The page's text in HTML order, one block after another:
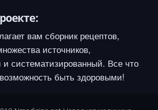
вам сборник рецептов,
источников,
систематизированный. Все что
быть здоровыми!